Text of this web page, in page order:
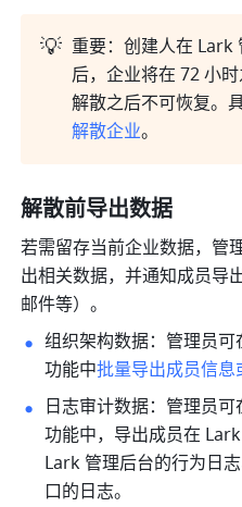
💡 重要：创建人在 Lark
后，企业将在 72 小
解散之后不可恢复。
解散企业。
解散前导出数据
若需留存当前企业数据，管
出相关数据，并通知成员导
邮件等）。
组织架构数据：管理员
功能中批量导出成员信息
日志审计数据：管理员
功能中，导出成员在
Lark 管理后台的行为日
口的日志。